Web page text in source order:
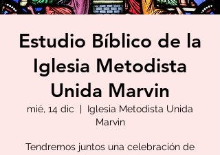
Estudio Bíblico de la
Iglesia Metodista
Unida Marvin
mié, 14 dic
  |
Iglesia Metodista Unida
Marvin
Tendremos juntos una celebración de